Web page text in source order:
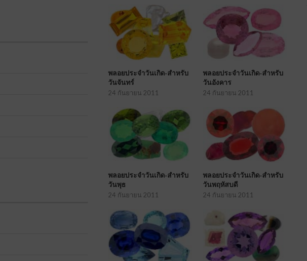
พลอยประจำวันเกิด-สำหรับ
วันจันทร์
24 กันยายน 2011
พลอยประจำวันเกิด-สำหรับ
วันอังคาร
24 กันยายน 2011
พลอยประจำวันเกิด-สำหรับ
วันพุธ
24 กันยายน 2011
พลอยประจำวันเกิด-สำหรับ
วันพฤหัสบดี
24 กันยายน 2011